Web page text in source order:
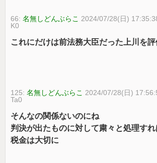
66:名無しどんぶらこ 2024/07/28(日)
K0
これにだけは前法務大臣だった上川を
125:名無しどんぶらこ 2024/07/28(日)
Ta0
そんなの関係ないのにね
判決が出たものに対して粛々と処理す
税金は大切に